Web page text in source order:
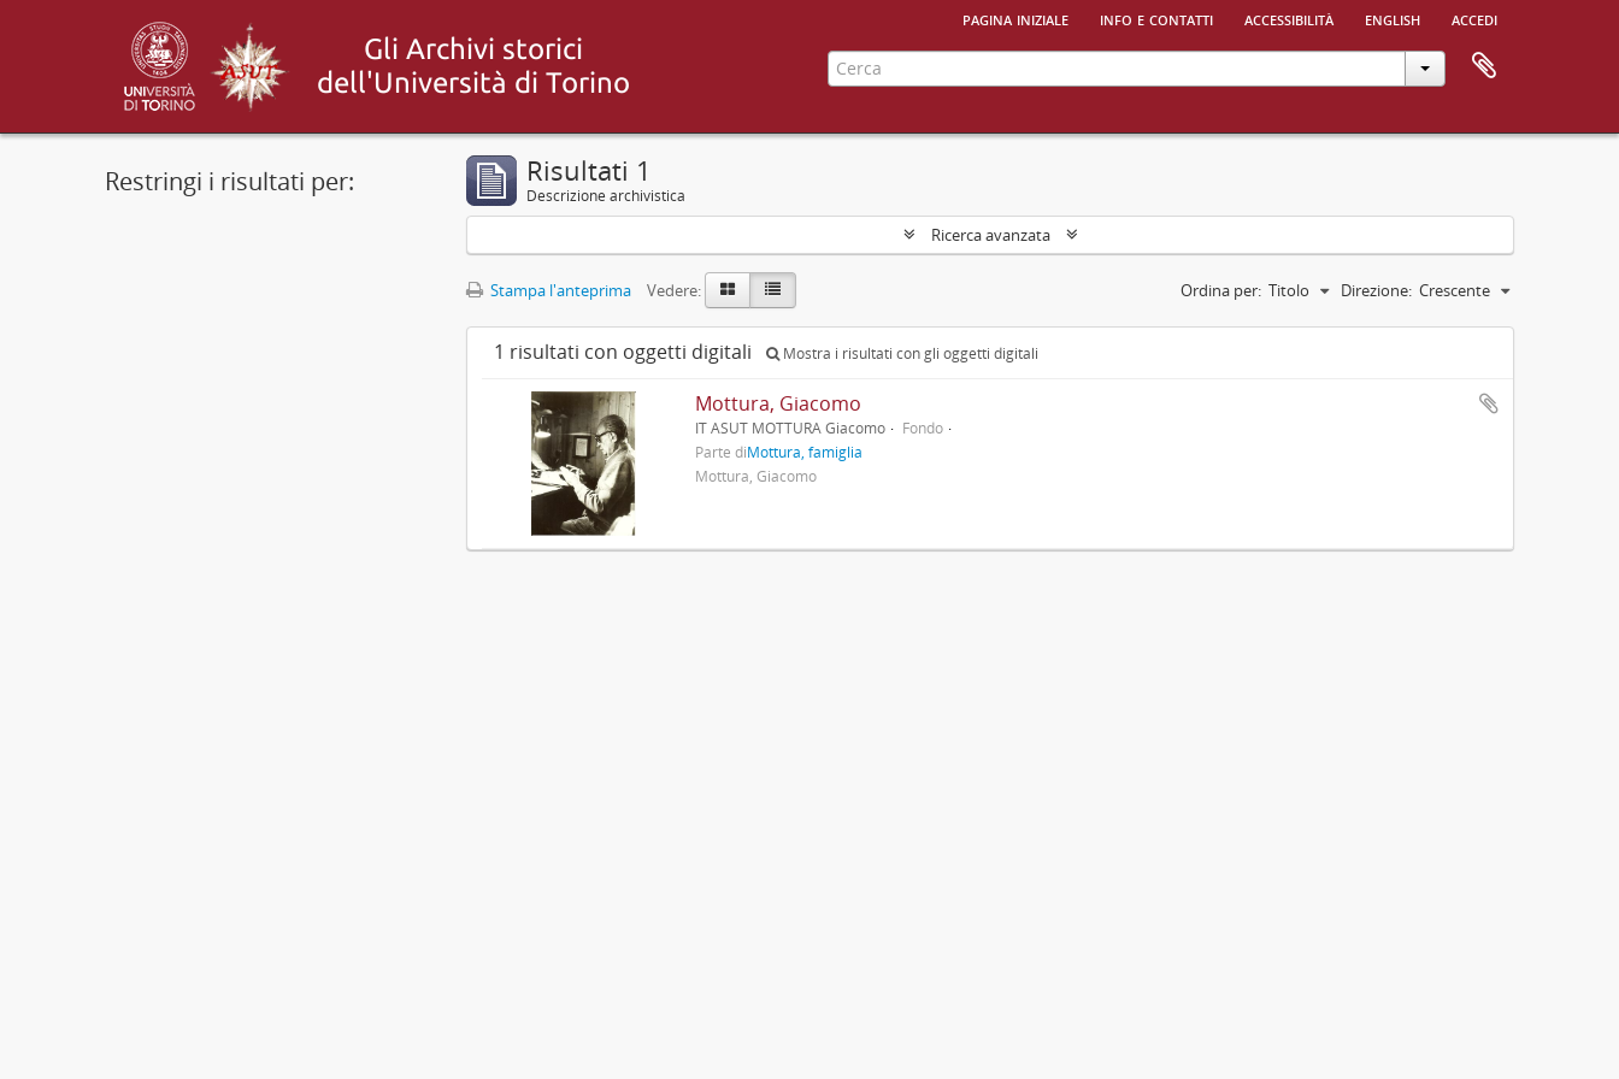
pagina iniziale info e contatti accessibilità english accedi
Restringi i risultati per: Risultati 1
Descrizione archivistica
Ricerca avanzata
Stampa l'anteprima Vedere: Ordina per: Titolo Direzione: Crescente
1 risultati con oggetti digitali Mostra i risultati con gli oggetti digitali
Mottura, Giacomo
IT ASUT MOTTURA Giacomo
Fondo
Parte diMottura, famiglia
Mottura, Giacomo